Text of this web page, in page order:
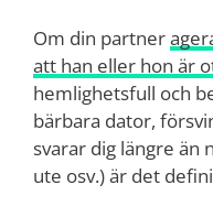
Om din partner
att han eller hon är
hemlighetsfull och
bärbara dator,
svarar dig längre än
ute osv.) är det